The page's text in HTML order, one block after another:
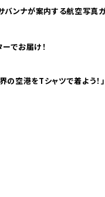
バンナが案内する航空写真
でお届け！
ャツで海外旅行気分！ pTaに「 世界の空港をTシ